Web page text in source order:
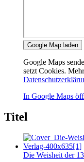
Google Map laden
Google Maps
setzt Cookies.
In Google Maps
Titel
Die Weisheit der 13